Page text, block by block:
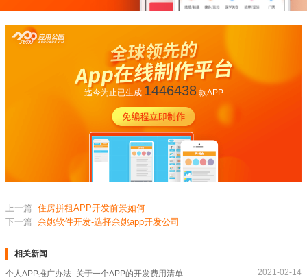
迄今为止已生成 1446438款APP
上一篇 住房拼租APP开发前景如何
下一篇 余姚软件开发-选择余姚app开发公司
相关新闻
个人APP推广办法_关于一个APP的开发费用清单 2021-02-14